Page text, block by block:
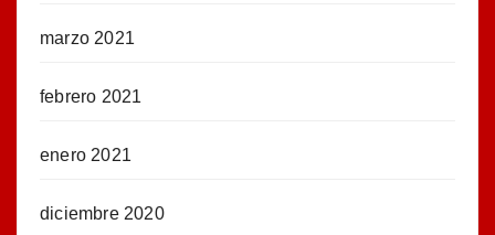
marzo 2021
febrero 2021
enero 2021
diciembre 2020